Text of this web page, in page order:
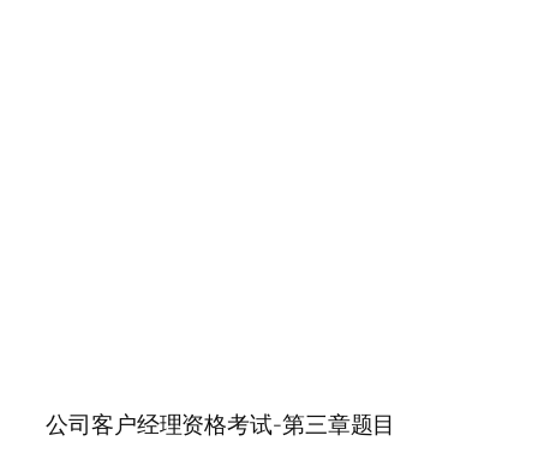
公司客户经理资格考试-第三章题目